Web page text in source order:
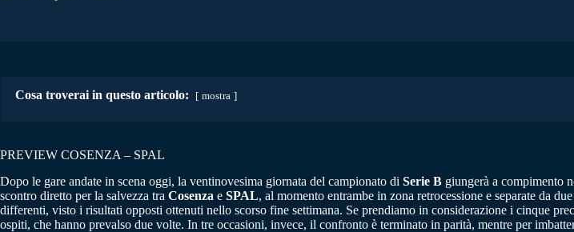
Cosa troverai in questo articolo: mostra
PREVIEW COSENZA – SPAL
Dopo le gare andate in scena oggi, la ventinovesima giornata del campionato di Serie B giungerà a compimento
scontro diretto per la salvezza tra Cosenza e SPAL, al momento entrambe in zona retrocessione e separate da
differenti, visto i risultati opposti ottenuti nello scorso fine settimana. Se prendiamo in considerazione i cinque
ospiti, che hanno prevalso due volte. In tre occasioni, invece, il confronto è terminato in parità, mentre per